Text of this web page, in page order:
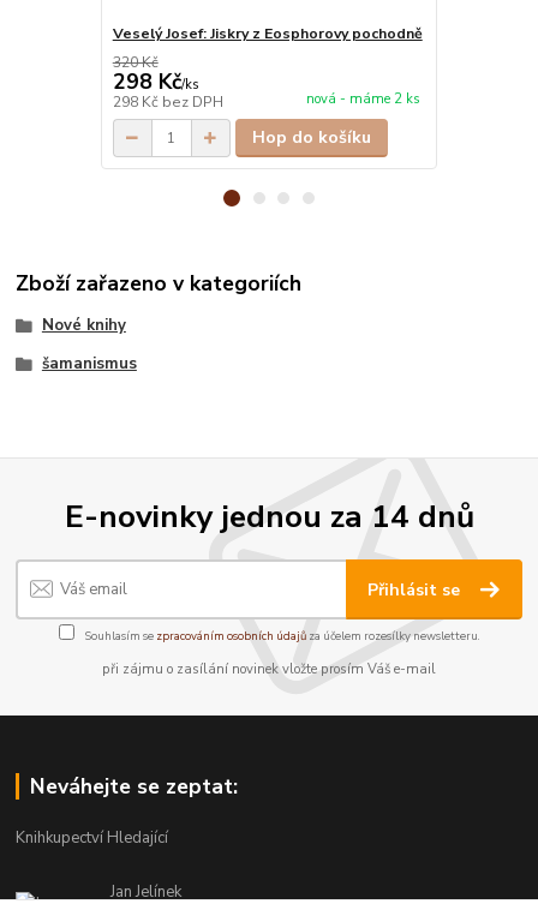
Veselý Josef: Jiskry z Eosphorovy pochodně
320 Kč
298 Kč/ks
298 Kč bez DPH nová - máme 2 ks
Hop do košíku
Zboží zařazeno v kategoriích
Nové knihy
šamanismus
E-novinky jednou za 14 dnů
Přihlásit se
Souhlasím se zpracováním osobních údajůza účelem rozesílky newsletteru.
při zájmu o zasílání novinek vložte prosím Váš e-mail
Neváhejte se zeptat:
Knihkupectví Hledající
Jan Jelínek